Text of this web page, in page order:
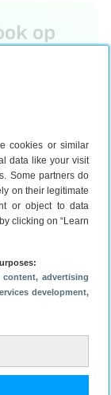
cookies or similar
data like your visit
Some partners do
on their legitimate
or object to data
clicking on “Learn
advertising
development,
op